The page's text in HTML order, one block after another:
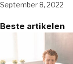
September 8, 2022
Beste artikelen